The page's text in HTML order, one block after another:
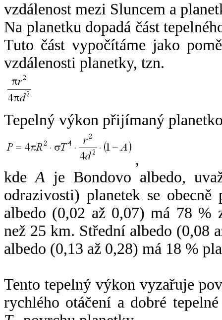
vzdálenost mezi Sluncem a
Na planetku dopadá část
Tuto část vypočítáme jako
vzdálenosti planetky, tzn.
Tepelný výkon přijímaný
,
kdeA je Bondovo albedo,
odrazivosti) planetek se
albedo (0,02 až 0,07) má 78 %
než 25 km. Střední albedo (0,08
albedo (0,13 až 0,28) má 18 %
Tento tepelný výkon vyzařuje
rychlého otáčení a dobré